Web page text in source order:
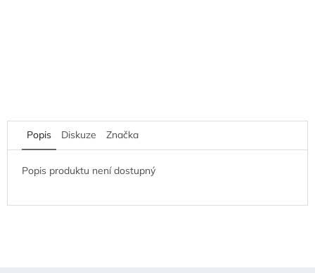
Popis Diskuze Značka
Popis produktu není dostupný